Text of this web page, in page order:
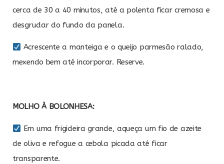
cerca de 30 a 40 minutos, até a polenta ficar cremosa e
desgrudar do fundo da panela.
Acrescente a manteiga e o queijo parmesão ralado,
mexendo bem até incorporar. Reserve.
MOLHO À BOLONHESA:
Em uma frigideira grande, aqueça um fio de azeite
de oliva e refogue a cebola picada até ficar
transparente.